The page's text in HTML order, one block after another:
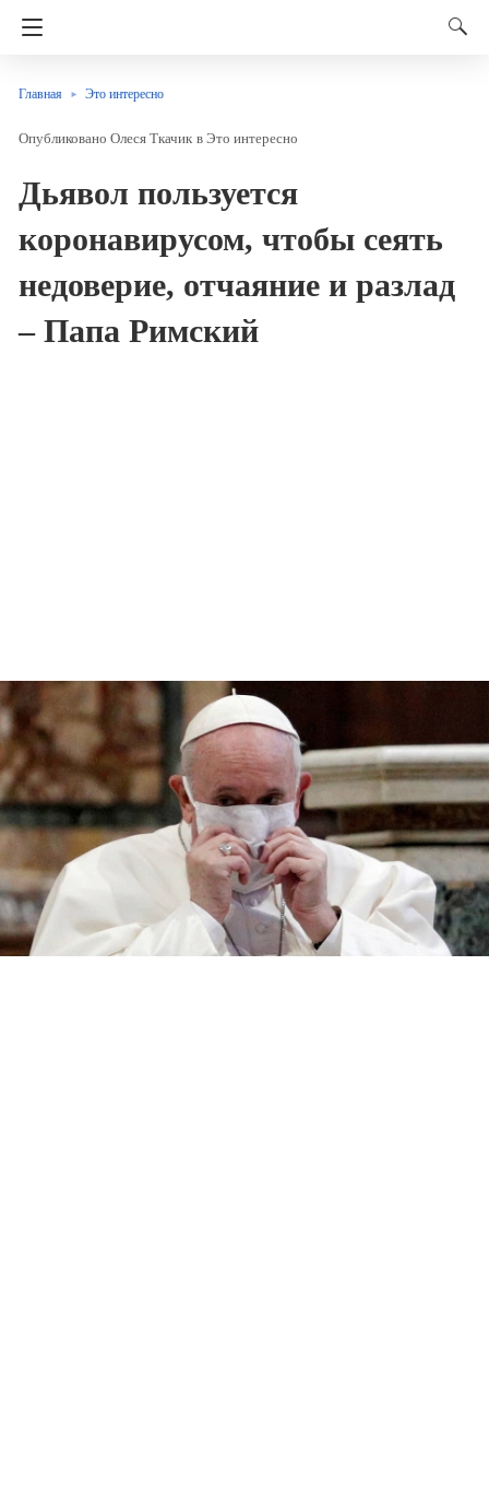
Главная Это интересно
Олеся Ткачик в Это интересно
Дьявол пользуется
коронавирусом, чтобы сеять
недоверие, отчаяние и разлад
– Папа Римский